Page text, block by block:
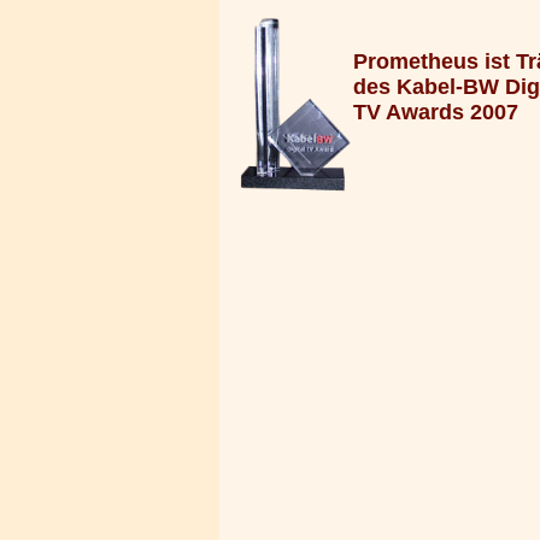
Prometheus ist
des Kabel-BW
TV Awards 2007